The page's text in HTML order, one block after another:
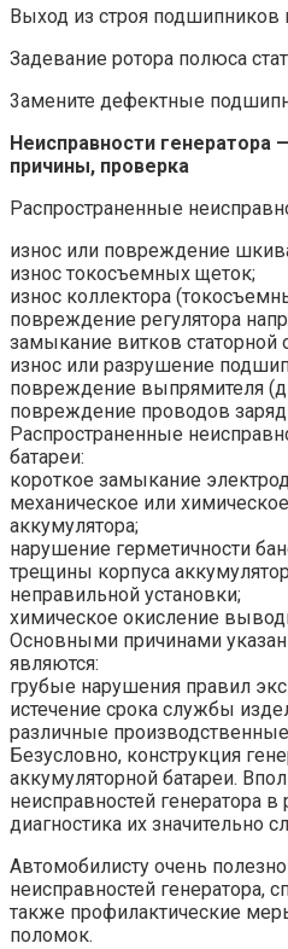
Выход из строя подшипников
Задевание ротора полюса
3амените дефектные
Неисправности генератора
причины, проверка
Распространенные
износ или повреждение
износ токосъемных щеток;
износ коллектора
повреждение регулятора
замыкание витков статорной
износ или разрушение
повреждение выпрямителя
повреждение проводов
Распространенные
батареи:
короткое замыкание
механическое или
аккумулятора;
нарушение герметичности
трещины корпуса
неправильной установки;
химическое окисление
Основными причинами
являются:
грубые нарушения правил
истечение срока службы
различные
Безусловно, конструкция
аккумуляторной батареи.
неисправностей генератора
диагностика их значительно
Автомобилисту очень
неисправностей генератора,
также профилактические
поломок.